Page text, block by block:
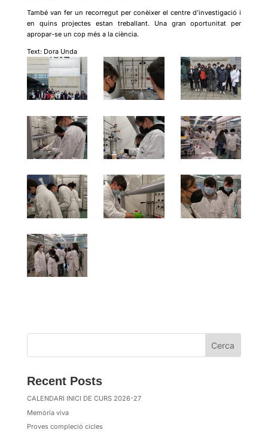
També van fer un recorregut per conèixer el centre d’investigació i
en quins projectes estan treballant. Una gran oportunitat per
apropar-se un cop més a la ciència.
Text: Dora Unda
Cerca
Recent Posts
CALENDARI INICI DE CURS 2026-27
Memòria viva
Proves compleció cicles